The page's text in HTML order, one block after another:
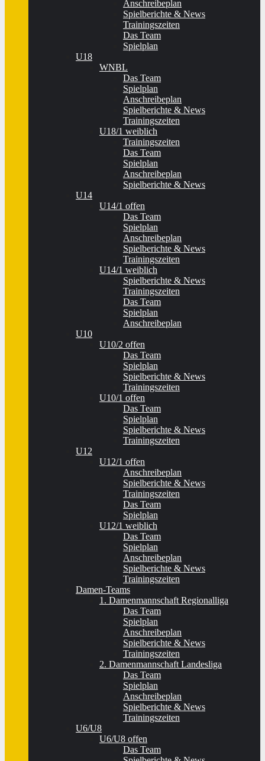
Anschreibeplan
Spielberichte & News
Trainingszeiten
Das Team
Spielplan
U18
WNBL
Das Team
Spielplan
Anschreibeplan
Spielberichte & News
Trainingszeiten
U18/1 weiblich
Trainingszeiten
Das Team
Spielplan
Anschreibeplan
Spielberichte & News
U14
U14/1 offen
Das Team
Spielplan
Anschreibeplan
Spielberichte & News
Trainingszeiten
U14/1 weiblich
Spielberichte & News
Trainingszeiten
Das Team
Spielplan
Anschreibeplan
U10
U10/2 offen
Das Team
Spielplan
Spielberichte & News
Trainingszeiten
U10/1 offen
Das Team
Spielplan
Spielberichte & News
Trainingszeiten
U12
U12/1 offen
Anschreibeplan
Spielberichte & News
Trainingszeiten
Das Team
Spielplan
U12/1 weiblich
Das Team
Spielplan
Anschreibeplan
Spielberichte & News
Trainingszeiten
Damen-Teams
1. Damenmannschaft Regionalliga
Das Team
Spielplan
Anschreibeplan
Spielberichte & News
Trainingszeiten
2. Damenmannschaft Landesliga
Das Team
Spielplan
Anschreibeplan
Spielberichte & News
Trainingszeiten
U6/U8
U6/U8 offen
Das Team